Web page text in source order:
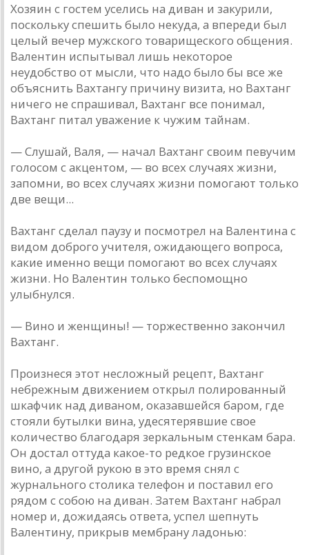
Хозяин с гостем уселись на диван и закурили,
поскольку спешить было некуда, а впереди был
целый вечер мужского товарищеского общения.
Валентин испытывал лишь некоторое
неудобство от мысли, что надо было бы все же
объяснить Вахтангу причину визита, но Вахтанг
ничего не спрашивал, Вахтанг все понимал,
Вахтанг питал уважение к чужим тайнам.
— Слушай, Валя, — начал Вахтанг своим певучим
голосом с акцентом, — во всех случаях жизни,
запомни, во всех случаях жизни помогают только
две вещи...
Вахтанг сделал паузу и посмотрел на Валентина с
видом доброго учителя, ожидающего вопроса,
какие именно вещи помогают во всех случаях
жизни. Но Валентин только беспомощно
улыбнулся.
— Вино и женщины! — торжественно закончил
Вахтанг.
Произнеся этот несложный рецепт, Вахтанг
небрежным движением открыл полированный
шкафчик над диваном, оказавшейся баром, где
стояли бутылки вина, удесятерявшие свое
количество благодаря зеркальным стенкам бара.
Он достал оттуда какое-то редкое грузинское
вино, а другой рукою в это время снял с
журнального столика телефон и поставил его
рядом с собою на диван. Затем Вахтанг набрал
номер и, дожидаясь ответа, успел шепнуть
Валентину, прикрыв мембрану ладонью: